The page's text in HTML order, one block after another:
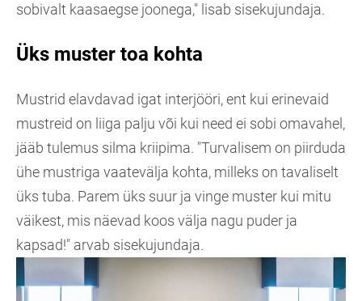
sobivalt kaasaegse joonega," lisab sisekujundaja.
Üks muster toa kohta
Mustrid elavdavad igat interjööri, ent kui erinevaid
mustreid on liiga palju või kui need ei sobi omavahel,
jääb tulemus silma kriipima. "Turvalisem on piirduda
ühe mustriga vaatevälja kohta, milleks on tavaliselt
üks tuba. Parem üks suur ja vinge muster kui mitu
väikest, mis näevad koos välja nagu puder ja
kapsad!" arvab sisekujundaja.